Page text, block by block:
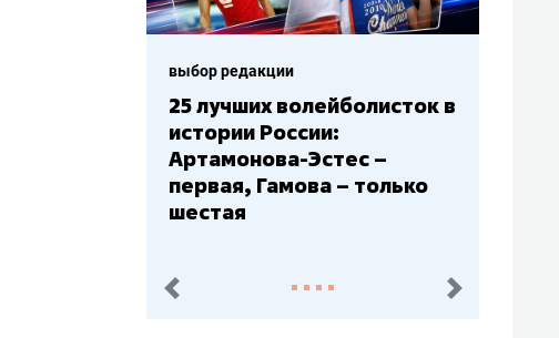
выбор редакции
Бюджеты клубов КХЛ: СКА
– главный мажор, «Ак
Барс» – второй, «Салават
Юлаев» – середняк
пред. след.